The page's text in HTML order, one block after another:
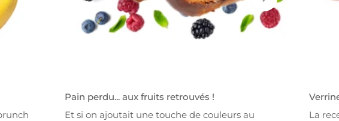
Pain perdu... aux fruits retrouvés !
Et si on ajoutait une touche de couleurs au
La